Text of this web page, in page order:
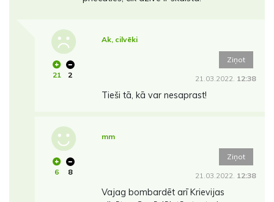
21 2
Ak, cilvēki
Ziņot
21.03.2022. 12:38
Tieši tā, kā var nesaprast!
6 8
mm
Ziņot
21.03.2022. 12:38
Vajag bombardēt arī Krievijas